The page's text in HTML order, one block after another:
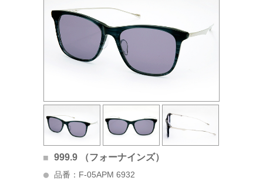
999.9 （フォーナインズ）
品番：F-05APM 6932